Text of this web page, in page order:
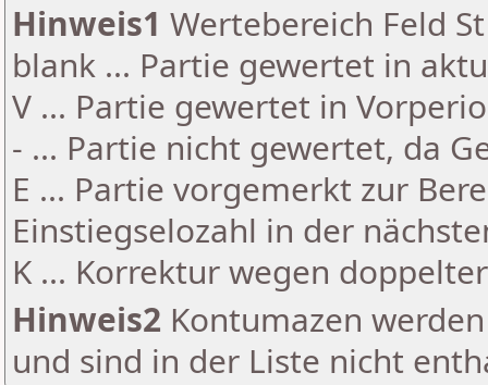
Hinweis1 Wertebereich Feld
blank ... Partie gewertet in
V ... Partie gewertet in
- ... Partie nicht gewertet, da
E ... Partie vorgemerkt zur
Einstiegselozahl in der
K ... Korrektur wegen
Hinweis2 Kontumazen
und sind in der Liste nicht